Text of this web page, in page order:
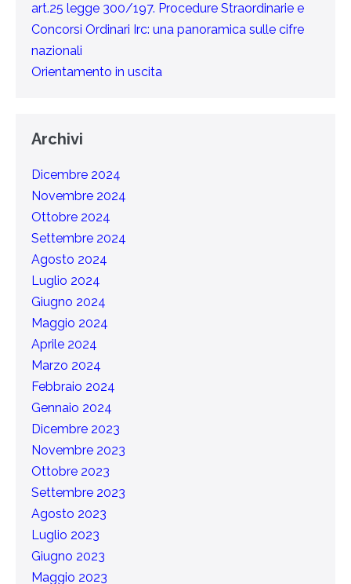
art.25 legge 300/197. Procedure Straordinarie e
Concorsi Ordinari Irc: una panoramica sulle cifre
nazionali
Orientamento in uscita
Archivi
Dicembre 2024
Novembre 2024
Ottobre 2024
Settembre 2024
Agosto 2024
Luglio 2024
Giugno 2024
Maggio 2024
Aprile 2024
Marzo 2024
Febbraio 2024
Gennaio 2024
Dicembre 2023
Novembre 2023
Ottobre 2023
Settembre 2023
Agosto 2023
Luglio 2023
Giugno 2023
Maggio 2023